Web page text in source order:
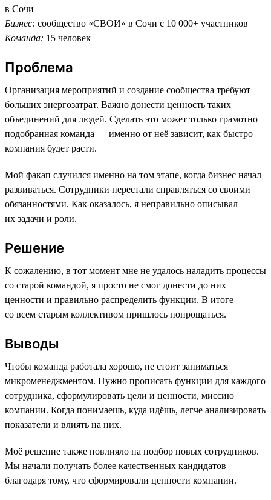
в Сочи
Бизнес: сообщество «СВОИ» в Сочи с 10 000+ участников
Команда: 15 человек
Проблема
Организация мероприятий и создание сообщества требуют
больших энергозатрат. Важно донести ценность таких
объединений для людей. Сделать это может только грамотно
подобранная команда — именно от неё зависит, как быстро
компания будет расти.
Мой факап случился именно на том этапе, когда бизнес начал
развиваться. Сотрудники перестали справляться со своими
обязанностями. Как оказалось, я неправильно описывал
их задачи и роли.
Решение
К сожалению, в тот момент мне не удалось наладить процессы
со старой командой, я просто не смог донести до них
ценности и правильно распределить функции. В итоге
со всем старым коллективом пришлось попрощаться.
Выводы
Чтобы команда работала хорошо, не стоит заниматься
микроменеджментом. Нужно прописать функции для каждого
сотрудника, сформулировать цели и ценности, миссию
компании. Когда понимаешь, куда идёшь, легче анализировать
показатели и влиять на них.
Моё решение также повлияло на подбор новых сотрудников.
Мы начали получать более качественных кандидатов
благодаря тому, что сформировали ценности компании.